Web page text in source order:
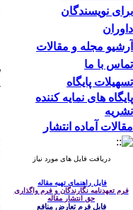
برای نویسندگان
داوران
آرشیو مجله و مقالات
تماس با ما
تسهیلات پایگاه
پایگاه های نمایه کننده
نشریه
مقالات آماده انتشار
دریافت فایل های مورد نیاز
فایل راهنمای تهیه مقاله
فرم تعهدنامه نگارندگان و فرم واگذاری
حق انتشار مقاله
فایل فرم تعارض منافع